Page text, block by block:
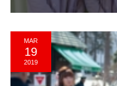
MAR
19
2019